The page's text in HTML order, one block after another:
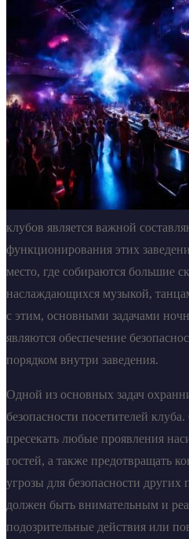
клубов является важной
функционирования этих
место, где собираются большие
наслаждающихся музыкой,
с этим, основными задачами
являются обеспечение
порядком внутри заведения.
Одной из основных задач
безопасности посетителей
пресекать любые проявления
гостей, а также предотвращать
угрозы для безопасности других
должен быть внимательным и
подозрительные действия или